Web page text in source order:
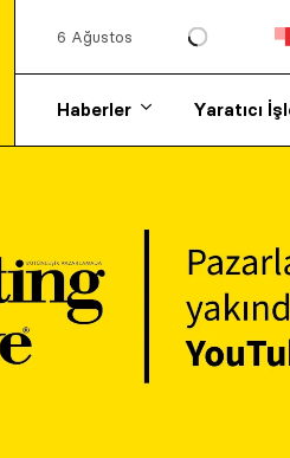
6 Ağustos
Haberler Yaratıcı